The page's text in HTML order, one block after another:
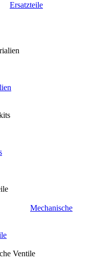
Ersatzteile
Mechanische
Ventile